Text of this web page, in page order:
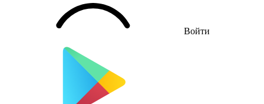
Войти